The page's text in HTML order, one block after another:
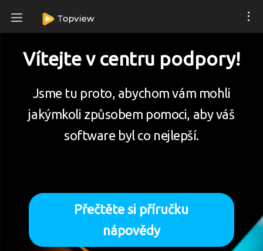
Vítejte v centru podpory!
Jsme tu proto, abychom vám mohli
jakýmkoli způsobem pomoci, aby váš
software byl co nejlepší.
Přečtěte si příručku
nápovědy